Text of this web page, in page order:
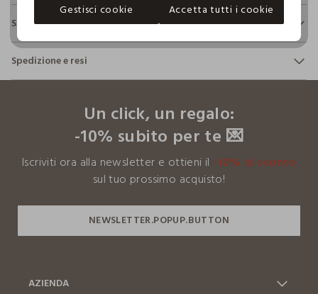
Sostenibilità e trasparenza
Sicurezza
Il 100% dei nostri articoli viene sottoposto a test chimico-
fisici, per verificarne il rispetto dei limiti che abbiamo
restrittivi rispetto a quelli previsti dalla normativa
internazionale.
Clicca qui per vedere i dettagli
I nostri fornitori
Spedizione e resi
Un click, un regalo:
-10% subito per te 💌
Iscriviti ora alla newsletter e ottieni il -10% di sconto
sul tuo prossimo acquisto!
AZIENDA
Gestisci cookie Accetta tutti i cookie